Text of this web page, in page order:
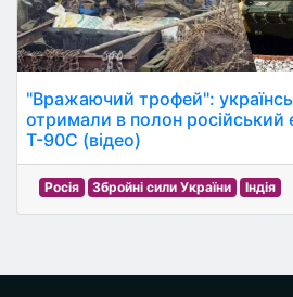
"Вражаючий трофей":
отримали в полон російський
Т-90С (відео)
Росія Збройні сили України Індія